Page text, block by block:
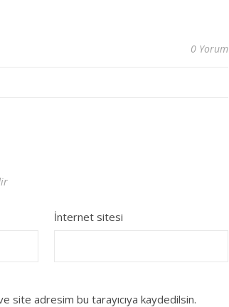
0 Yorum
İnternet sitesi
site adresim bu tarayıcıya kaydedilsin.